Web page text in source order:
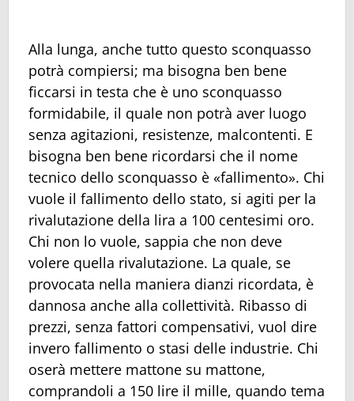
Alla lunga, anche tutto questo sconquasso
potrà compiersi; ma bisogna ben bene
ficcarsi in testa che è uno sconquasso
formidabile, il quale non potrà aver luogo
senza agitazioni, resistenze, malcontenti. E
bisogna ben bene ricordarsi che il nome
tecnico dello sconquasso è «fallimento». Chi
vuole il fallimento dello stato, si agiti per la
rivalutazione della lira a 100 centesimi oro.
Chi non lo vuole, sappia che non deve
volere quella rivalutazione. La quale, se
provocata nella maniera dianzi ricordata, è
dannosa anche alla collettività. Ribasso di
prezzi, senza fattori compensativi, vuol dire
invero fallimento o stasi delle industrie. Chi
oserà mettere mattone su mattone,
comprandoli a 150 lire il mille, quando tema